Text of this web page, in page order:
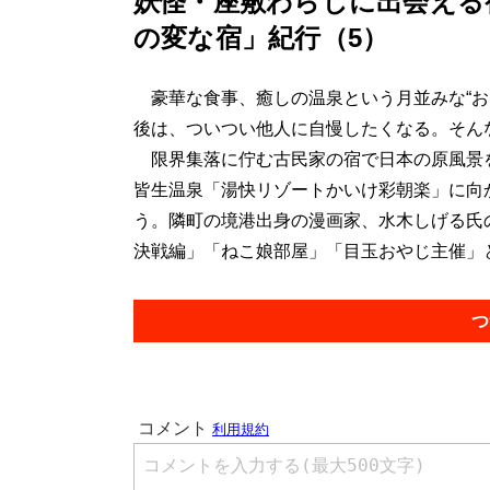
の変な宿」紀行（5）
豪華な食事、癒しの温泉という月並みな“
後は、ついつい他人に自慢したくなる。そ
限界集落に佇む古民家の宿で日本の原風景
皆生温泉「湯快リゾートかいけ彩朝楽」に
う。隣町の境港出身の漫画家、水木しげる
決戦編」「ねこ娘部屋」「目玉おやじ主催